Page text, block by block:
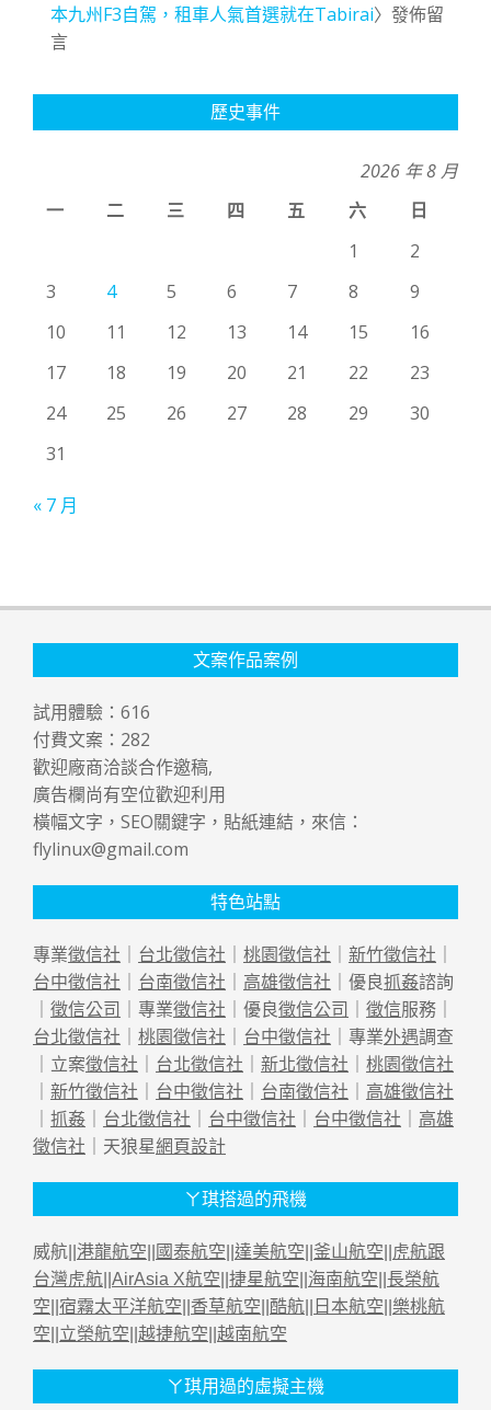
本九州F3自駕，租車人氣首選就在Tabirai〉發佈留
言
歷史事件
2026 年 8 月
一
二 三 四 五 六
日
1
2
3
4 5 6 7 8
9
10
11 12 13 14 15
16
17
18 19 20 21 22
23
24
25 26 27 28 29
30
31
« 7 月
文案作品案例
試用體驗： 616
付費文案： 282
歡迎廠商洽談合作邀稿,
廣告欄尚有空位歡迎利用
橫幅文字，SEO關鍵字，貼紙連結，來信：
flylinux@gmail.com
特色站點
專業徵信社 ｜ 台北徵信社 ｜ 桃園徵信社 ｜ 新竹徵信社 ｜
台中徵信社 ｜ 台南徵信社 ｜ 高雄徵信社 ｜優良抓姦諮詢
｜ 徵信公司 ｜專業徵信社 ｜優良徵信公司 ｜ 徵信服務｜
台北徵信社 ｜ 桃園徵信社 ｜ 台中徵信社 ｜專業外遇調查
｜立案徵信社 ｜ 台北徵信社 ｜ 新北徵信社 ｜ 桃園徵信社
｜ 新竹徵信社 ｜ 台中徵信社 ｜ 台南徵信社 ｜ 高雄徵信社
｜ 抓姦 ｜ 台北徵信社 ｜ 台中徵信社 ｜ 台中徵信社 ｜ 高雄
徵信社 ｜天狼星網頁設計
ㄚ琪搭過的飛機
威航|| 港龍航空 國泰航空 達美航空 釜山航空
虎航跟
台灣虎航 AirAsia X航空 捷星航空 海南航空 長榮航
空 宿霧太平洋航空 香草航空 酷航 日本航空 樂桃航
空 立榮航空 越捷航空 越南航空
ㄚ琪用過的虛擬主機